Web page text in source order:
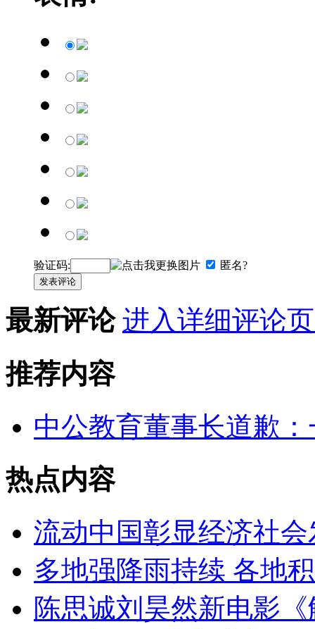
验证码: 匿名?
发表评论
最新评论 进入详细评论
推荐内容
中公教育董事长道歉
热点内容
流动中国彰显经济社
多地强降雨持续 各地
陈思诚刘昊然新电影